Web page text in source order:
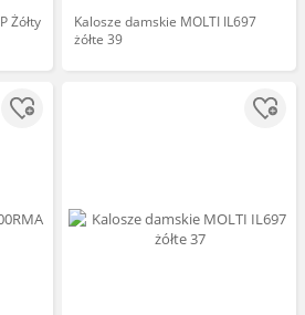
Żółty
Kalosze damskie MOLTI IL697
żółte 39